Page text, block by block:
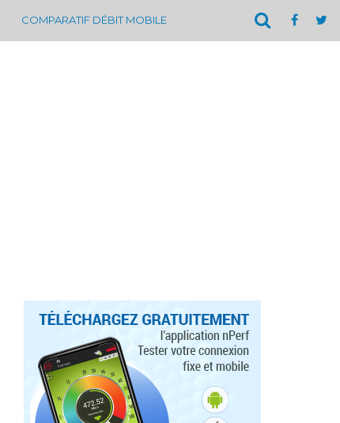
COMPARATIF DÉBIT MOBILE